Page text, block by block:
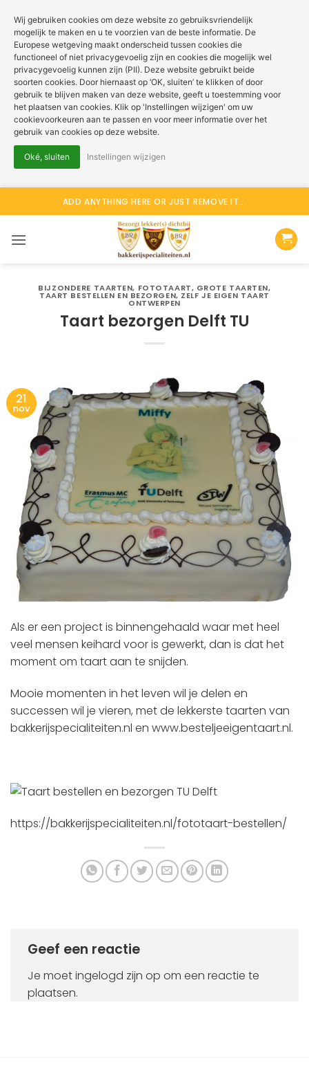
naar
ADD ANYTHING HERE OR JUST REMOVE IT...
BIJZONDERE TAARTEN, FOTOTAART, GROTE TAARTEN,
TAART BESTELLEN EN BEZORGEN, ZELF JE EIGEN TAART
ONTWERPEN
Taart bezorgen Delft TU
21
nov
Als er een project is binnengehaald waar met heel
veel mensen keihard voor is gewerkt, dan is dat het
moment om taart aan te snijden.
Mooie momenten in het leven wil je delen en
successen wil je vieren, met de lekkerste taarten van
bakkerijspecialiteiten.nl en www.besteljeeigentaart.nl.
https://bakkerijspecialiteiten.nl/fototaart-bestellen/
Geef een reactie
Je moetingelogd zijn op om een reactie te
plaatsen.
Wij gebruiken cookies om deze website zo gebruiksvriendelijk
mogelijk te maken en u te voorzien van de beste informatie. De
Europese wetgeving maakt onderscheid tussen cookies die
functioneel of niet privacygevoelig zijn en cookies die mogelijk wel
privacygevoelig kunnen zijn (PII). Deze website gebruikt beide
soorten cookies. Door hiernaast op ‘OK, sluiten’ te klikken of door
gebruik te blijven maken van deze website, geeft u toestemming voor
het plaatsen van cookies. Klik op 'Instellingen wijzigen' om uw
cookievoorkeuren aan te passen en voor meer informatie over het
gebruik van cookies op deze website.
Oké, sluiten Instellingen wijzigen